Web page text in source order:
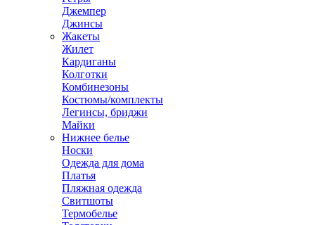
Джемпер
Джинсы
Жакеты
Жилет
Кардиганы
Колготки
Комбинезоны
Костюмы/комплекты
Легинсы, бриджи
Майки
Нижнее белье
Носки
Одежда для дома
Платья
Пляжная одежда
Свитшоты
Термобелье